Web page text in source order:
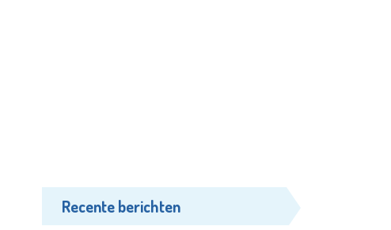
Recente berichten